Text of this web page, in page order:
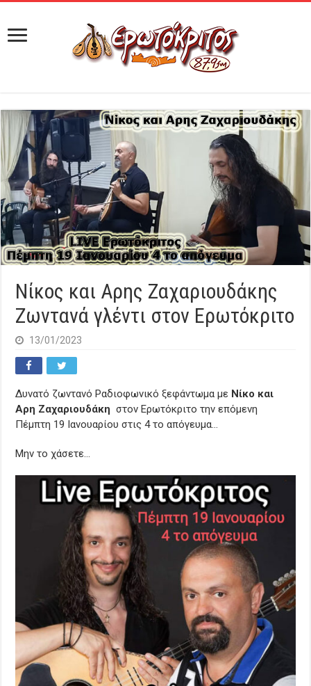
Νίκος και Αρης Ζαχαριουδάκης
Ζωντανά γλέντι στον Ερωτόκριτο
13/01/2023
Δυνατό ζωντανό Ραδιοφωνικό ξεφάντωμα με Νίκο και
Αρη Ζαχαριουδάκη στον Ερωτόκριτο την επόμενη
Πέμπτη 19 Ιανουαρίου στις 4 το απόγευμα…
Μην το χάσετε…